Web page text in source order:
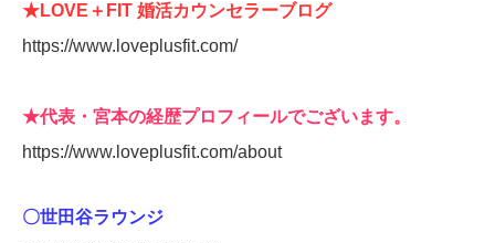
★LOVE＋FIT 婚活カウンセラーブログ
https://www.loveplusfit.com/
★代表・宮本の経歴プロフィールでございます。
https://www.loveplusfit.com/about
〇世田谷ラウンジ